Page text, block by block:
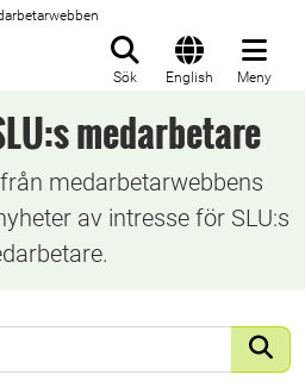
Sök English Meny
medarbetare
medarbetarwebbens
av intresse för SLU:s